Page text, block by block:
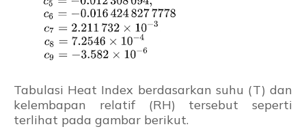
Tabulasi Heat Index berdasarkan suhu (T) dan
kelembapan relatif (RH) tersebut seperti
terlihat pada gambar berikut.